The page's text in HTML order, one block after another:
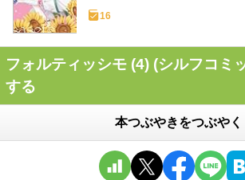
16
フォルティッシモ (4) (シルフコミ
する
本つぶやきをつぶやく